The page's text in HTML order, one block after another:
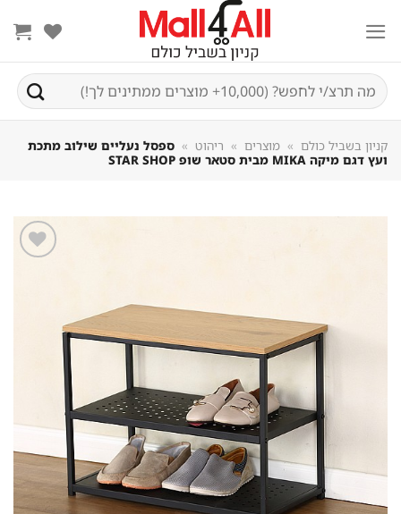
חיפוש
עבור:
קניון בשביל כולם » מוצרים » ריהוט » ספסל נעליים שילוב מתכת
ועץ דגם מיקה MIKA מבית סטאר שופ STAR SHOP